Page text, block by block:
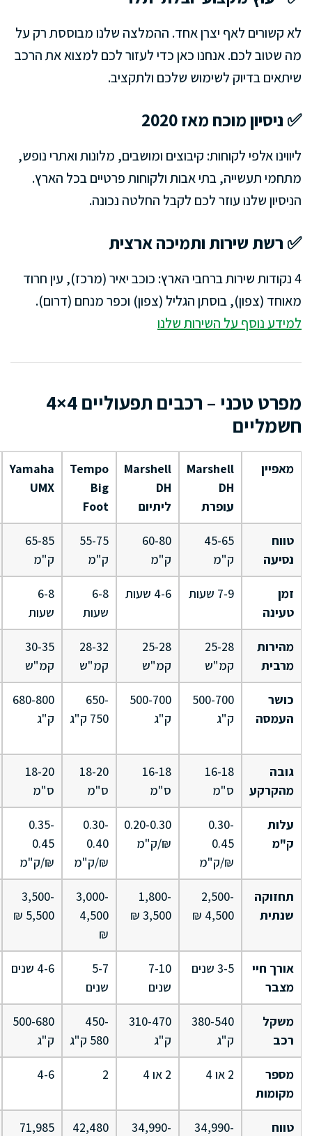
לא קשורים לאף יצרן אחד. ההמלצה שלנו מבוססת רק על
מה שטוב לכם. אנחנו כאן כדי לעזור לכם למצוא את הרכב
שיתאים בדיוק לשימוש שלכם ולתקציב.
✅ ניסיון מוכח מאז 2020
ליווינו אלפי לקוחות: קיבוצים ומושבים, מלונות ואתרי נופש,
מתחמי תעשייה, בתי אבות ולקוחות פרטיים בכל הארץ.
הניסיון שלנו עוזר לכם לקבל החלטה נכונה.
✅ רשת שירות ותמיכה ארצית
4 נקודות שירות ברחבי הארץ: כוכב יאיר (מרכז), עין חרוד
מאוחד (צפון), בוסתן הגליל (צפון) וכפר מנחם (דרום).
למידע נוסף על השירות שלנו
מפרט טכני – רכבים תפעוליים 4×4
חשמליים
מאפיין
Marshell
DH
עופרת
Marshell
DH
ליתיום
Tempo
Big
Foot
Yamaha
UMX
טווח
נסיעה
45-65
ק"מ
60-80
ק"מ
55-75
ק"מ
65-85
ק"מ
זמן
טעינה
7-9 שעות 4-6 שעות
6-8
שעות
6-8
שעות
מהירות
מרבית
25-28
קמ"ש
25-28
קמ"ש
28-32
קמ"ש
30-35
קמ"ש
כושר
העמסה
500-700
ק"ג
500-700
ק"ג
650-
750 ק"ג
680-800
ק"ג
גובה
מהקרקע
16-18
ס"מ
16-18
ס"מ
18-20
ס"מ
18-20
ס"מ
עלות
ק"מ
0.30-
0.45
₪/ק"מ
0.20-0.30
₪/ק"מ
0.30-
0.40
₪/ק"מ
0.35-
0.45
₪/ק"מ
תחזוקה
שנתית
2,500-
4,500 ₪
1,800-
3,500 ₪
3,000-
4,500
₪
3,500-
5,500 ₪
אורך חיי
מצבר
3-5 שנים
7-10
שנים
5-7
שנים
4-6 שנים
משקל
רכב
380-540
ק"ג
310-470
ק"ג
450-
580 ק"ג
500-680
ק"ג
מספר
מקומות
2 או 4 2 או 4 2
4-6
טווח
34,990-
34,990-
42,480
71,985